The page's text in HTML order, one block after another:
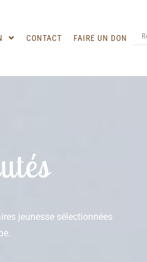
CONTACT FAIRE UN DON
jeunesse sélectionnées